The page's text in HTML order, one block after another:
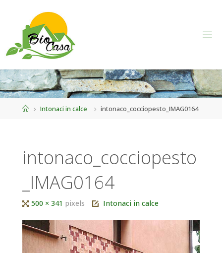
HomeIntonaci in calce intonaco_cocciopesto_IMAG0164
intonaco_cocciopesto
_IMAG0164
Tutta500 × 341 pixels Intonaci in calce